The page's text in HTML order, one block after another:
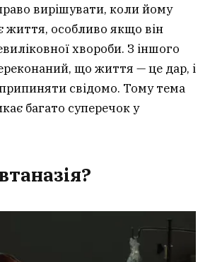
вирішувати, коли йому
життя, особливо якщо він
хвороби. З іншого
що життя — це дар, і
свідомо. Тому тема
багато суперечок у